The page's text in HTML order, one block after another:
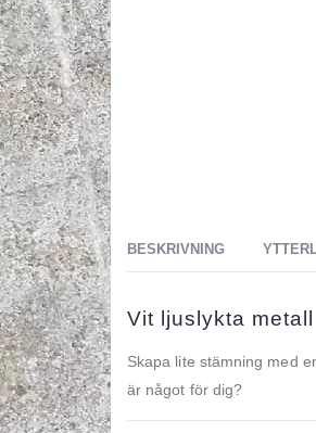
BESKRIVNING
Vit ljuslykta
Skapa lite stämning med
är något för dig?